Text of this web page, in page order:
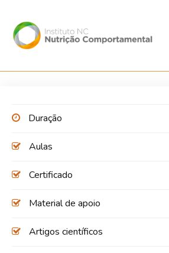
Duração
Aulas
Certificado
Material de apoio
Artigos científicos